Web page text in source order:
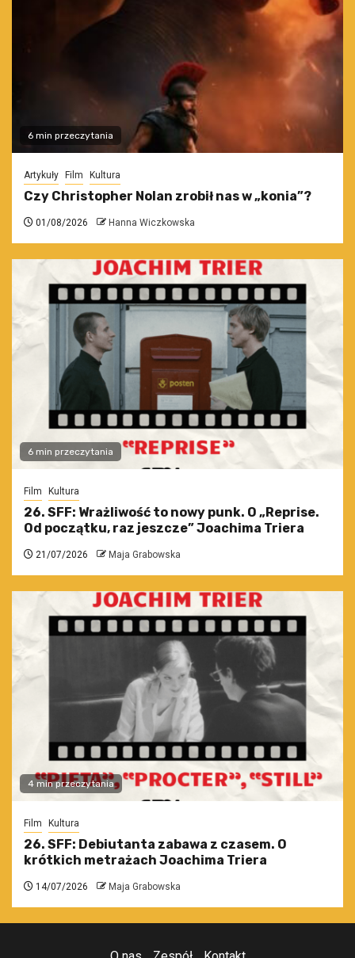
6 min przeczytania
Artykuły Film Kultura
Czy Christopher Nolan zrobił nas w „konia”?
01/08/2026 Hanna Wiczkowska
6 min przeczytania
Film Kultura
26. SFF: Wrażliwość to nowy punk. O „Reprise.
Od początku, raz jeszcze” Joachima Triera
21/07/2026 Maja Grabowska
4 min przeczytania
Film Kultura
26. SFF: Debiutanta zabawa z czasem. O
krótkich metrażach Joachima Triera
14/07/2026 Maja Grabowska